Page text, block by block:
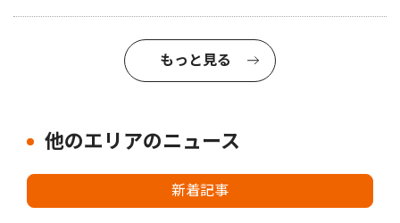
もっと見る
他のエリアのニュース
新着記事